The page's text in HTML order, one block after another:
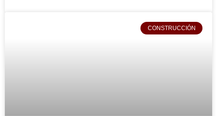
CONSTRUCCIÓN